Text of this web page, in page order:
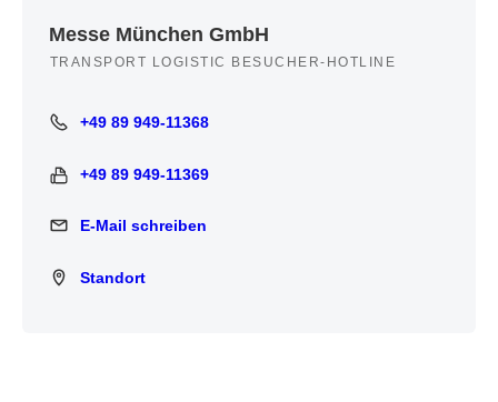
Messe München GmbH
TRANSPORT LOGISTIC BESUCHER-HOTLINE
+49 89 949-11368
+49 89 949-11368
+49 89 949-11369
+49 89 949-11369
E-Mail schreiben
E-Mail schreiben
Standort
Standort